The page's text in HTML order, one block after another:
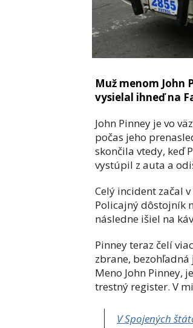
Muž menom John
vysielal ihneď na
John Pinney je vo
počas jeho
skončila vtedy, keď
vystúpil z auta a
Celý incident začal
Policajný dôstojník
následne išiel na
Pinney teraz čelí
zbrane,
Meno John Pinney,
trestný register. V
V Spojených